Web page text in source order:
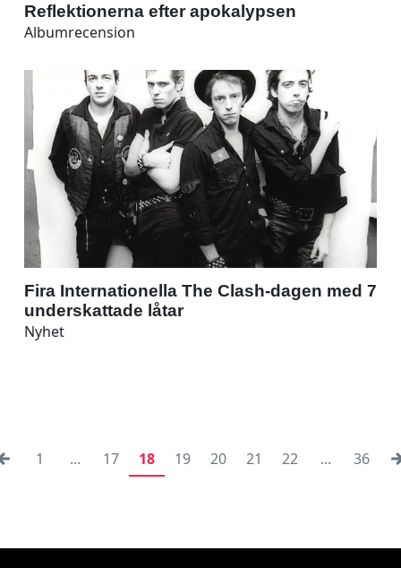
Reflektionerna efter apokalypsen
Albumrecension
Fira Internationella The Clash-dagen med 7
underskattade låtar
Nyhet
1 ... 17 18 19 20 21 22 ... 36